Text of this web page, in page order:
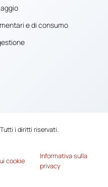
e di consumo
i diritti riservati.
cookie
Informativa sulla
privacy